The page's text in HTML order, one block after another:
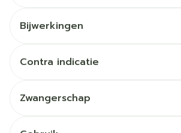
Bijwerkingen
Contra indicatie
Zwangerschap